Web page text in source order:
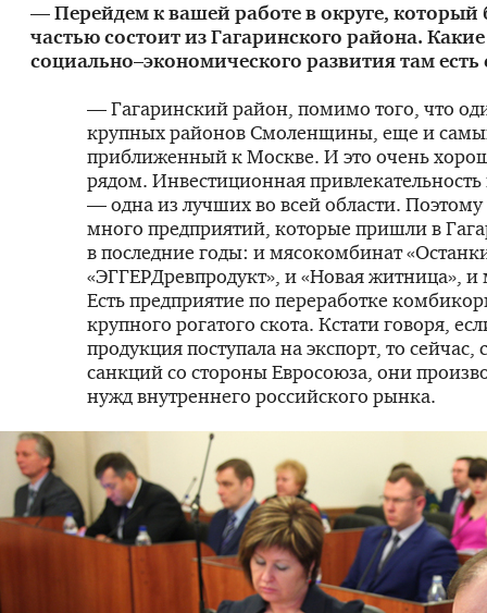
— Перейдем к вашей работе в округе,
частью состоит из Гагаринского района.
социально–экономического развития там есть
— Гагаринский район, помимо того, что
крупных районов Смоленщины, еще и
приближенный к Москве. И это очень
рядом. Инвестиционная
— одна из лучших во всей области. Поэтому
много предприятий, которые пришли в
в последние годы: и мясокомбинат
«ЭГГЕРДревпродукт», и «Новая житница», и
Есть предприятие по переработке
крупного рогатого скота. Кстати говоря,
продукция поступала на экспорт, то сейчас,
санкций со стороны Евросоюза, они
нужд внутреннего российского рынка.